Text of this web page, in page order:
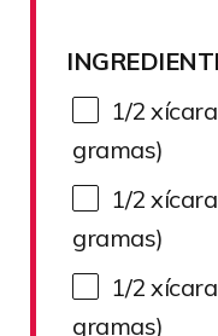
1/2
gramas)
1/2
gramas)
1/2
gramas)